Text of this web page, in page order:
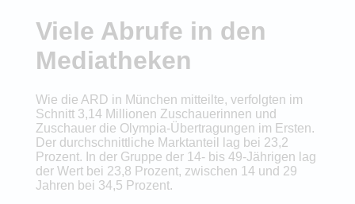
Viele Abrufe in den
Mediatheken
Wie die ARD in München mitteilte, verfolgten im
Schnitt 3,14 Millionen Zuschauerinnen und
Zuschauer die Olympia-Übertragungen im Ersten.
Der durchschnittliche Marktanteil lag bei 23,2
Prozent. In der Gruppe der 14- bis 49-Jährigen lag
der Wert bei 23,8 Prozent, zwischen 14 und 29
Jahren bei 34,5 Prozent.